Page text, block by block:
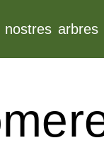
nostres arbres